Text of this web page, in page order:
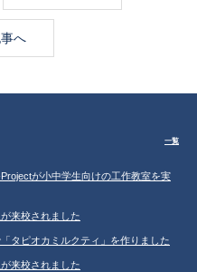
へ
一覧
が小中学生向けの工作教室を実
来校されました
タピオカミルクティ」を作りました
来校されました